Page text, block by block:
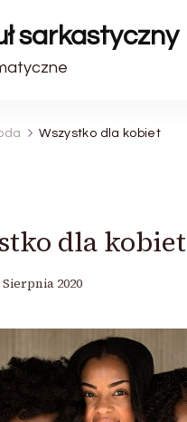
sarkastyczny
Wszystko dla kobiet
dla kobiet
Sierpnia 2020